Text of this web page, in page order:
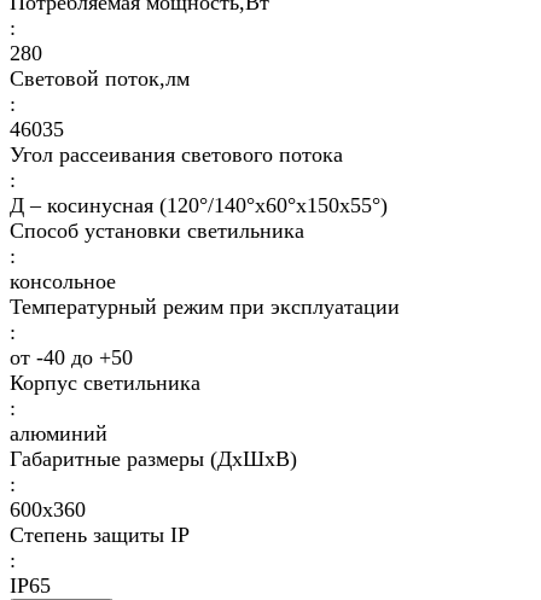
:
280
Световой поток,лм
:
46035
Угол рассеивания светового потока
:
Д – косинусная (120°/140°х60°х150x55°)
Способ установки светильника
:
консольное
Температурный режим при эксплуатации
:
от -40 до +50
Корпус светильника
:
алюминий
Габаритные размеры (ДхШхВ)
:
600x360
Степень защиты IP
:
IP65